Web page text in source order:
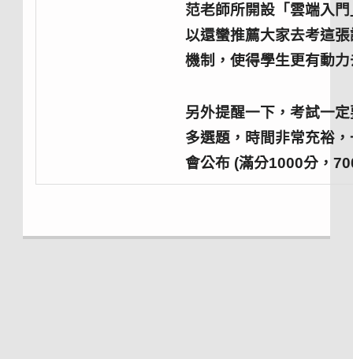
范老師所開設「雲端入
以還蠻推薦大家去考這
機制，使得學生更有動
另外提醒一下，考試一
多選題，時間非常充裕
會公布 (滿分1000分，